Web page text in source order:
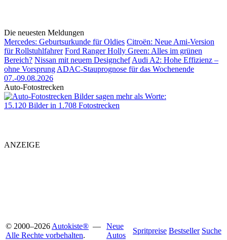
Die neuesten Meldungen
Mercedes: Geburtsurkunde für Oldies Citroën: Neue Ami-Version
für Rollstuhlfahrer Ford Ranger Holly Green: Alles im grünen
Bereich? Nissan mit neuem Designchef Audi A2: Hohe Effizienz –
ohne Vorsprung ADAC-Stauprognose für das Wochenende
07.-09.08.2026
Auto-Fotostrecken
Bilder sagen mehr als Worte:
15.120 Bilder in 1.708 Fotostrecken
ANZEIGE
© 2000–2026 Autokiste® —
Alle Rechte vorbehalten.
Neue
Autos
Spritpreise Bestseller Suche